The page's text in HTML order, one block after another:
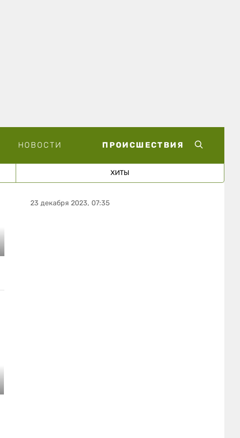
НОВОСТИ ПРОИСШЕСТВИЯ
ХИТЫ
23 декабря 2023, 07:35